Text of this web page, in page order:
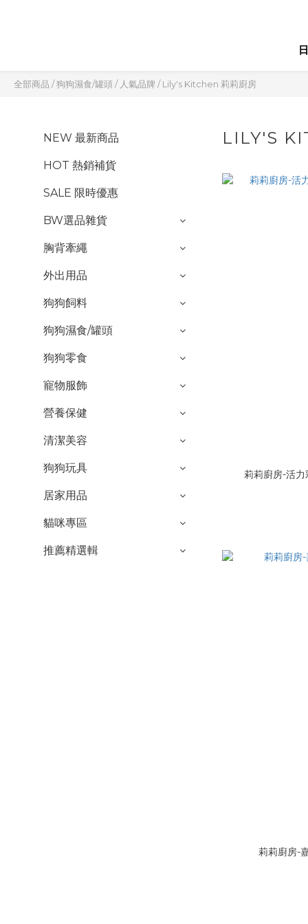
全部商品 /狗狗濕食/罐頭/ 人氣品牌 /Lily's Kitchen 莉莉廚房
NEW 最新商品
HOT 熱銷補貨
SALE 限時優惠
BW選品雜貨
胸背牽繩
外出用品
狗狗飼料
狗狗濕食/罐頭
狗狗零食
寵物服飾
營養保健
清潔美容
狗狗玩具
居家用品
貓咪專區
推薦精選輯
LILY'S
莉莉廚房-活
莉莉廚房-